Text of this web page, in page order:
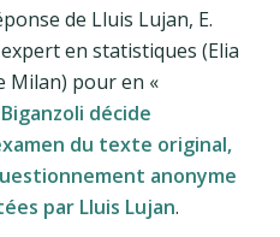
de Lluis Lujan, E.
en statistiques (Elia
Milan) pour en «
Biganzoli décide
du texte original,
anonyme
par Lluis Lujan.